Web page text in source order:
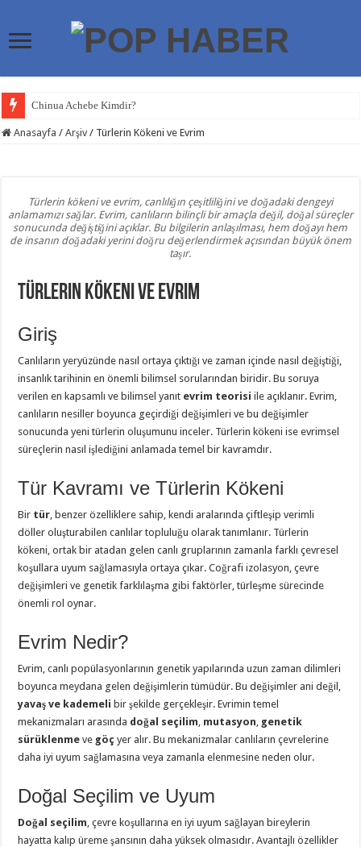
Chinua Achebe Kimdir?
Craig Higginson Kimdir?
Meksika Depremi
Meksika Depremleri
Venezuela Depremi
Bill Murray Kimdir?
Anasayfa / Arşiv / Türlerin Kökeni ve Evrim
Türlerin kökeni ve evrim, canlılığın çeşitliliğini ve doğadaki dengeyi
anlamamızı sağlar. Evrim, canlıların bilinçli bir amaçla değil, doğal süreçler
sonucunda değiştiğini açıklar. Bu bilgilerin anlaşılması, hem doğayı hem
de insanın doğadaki yerini doğru değerlendirmek açısından büyük önem
taşır.
Türlerin Kökeni ve Evrim
Giriş
Canlıların yeryüzünde nasıl ortaya çıktığı ve zaman içinde nasıl değiştiği,
insanlık tarihinin en önemli bilimsel sorularından biridir. Bu soruya
verilen en kapsamlı ve bilimsel yanıt evrim teorisi ile açıklanır. Evrim,
canlıların nesiller boyunca geçirdiği değişimleri ve bu değişimler
sonucunda yeni türlerin oluşumunu inceler. Türlerin kökeni ise evrimsel
süreçlerin nasıl işlediğini anlamada temel bir kavramdır.
Tür Kavramı ve Türlerin Kökeni
Bir tür , benzer özelliklere sahip, kendi aralarında çiftleşip verimli
döller oluşturabilen canlılar topluluğu olarak tanımlanır. Türlerin
kökeni, ortak bir atadan gelen canlı gruplarının zamanla farklı çevresel
koşullara uyum sağlamasıyla ortaya çıkar. Coğrafi izolasyon, çevre
değişimleri ve genetik farklılaşma gibi faktörler, türleşme sürecinde
önemli rol oynar.
Evrim Nedir?
Evrim, canlı popülasyonlarının genetik yapılarında uzun zaman dilimleri
boyunca meydana gelen değişimlerin tümüdür. Bu değişimler ani değil,
yavaş ve kademeli bir şekilde gerçekleşir. Evrimin temel
mekanizmaları arasında doğal seçilim mutasyon genetik
sürüklenme ve göç yer alır. Bu mekanizmalar canlıların çevrelerine
daha iyi uyum sağlamasına veya zamanla elenmesine neden olur.
Doğal Seçilim ve Uyum
Doğal seçilim , çevre koşullarına en iyi uyum sağlayan bireylerin
hayatta kalıp üreme şansının daha yüksek olmasıdır. Avantajlı özellikler